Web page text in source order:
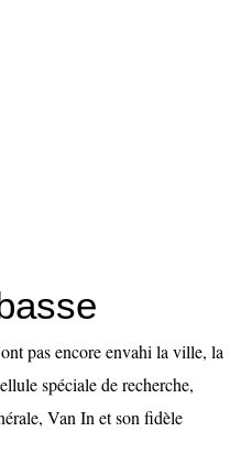
pas encore envahi la ville, la
spéciale de recherche,
Van In et son fidèle